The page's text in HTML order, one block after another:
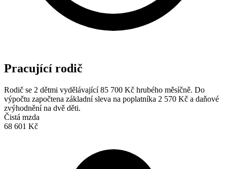
Pracující rodič
Rodič se 2 dětmi vydělávající 85 700 Kč hrubého měsíčně. Do
výpočtu započtena základní sleva na poplatníka 2 570 Kč a daňové
zvýhodnění na dvě děti.
Čistá mzda
68 601 Kč